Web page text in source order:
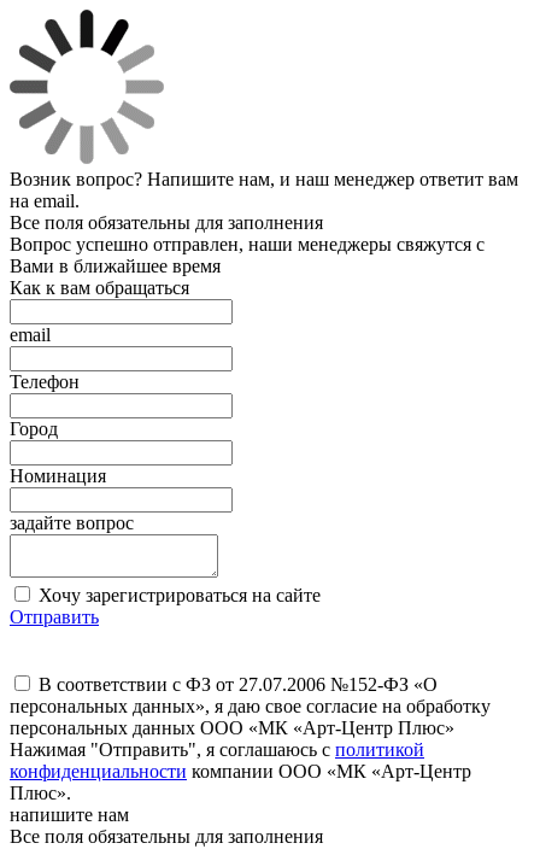
Возник вопрос? Напишите нам, и наш менеджер ответит вам
на email.
Все поля обязательны для заполнения
Вопрос успешно отправлен, наши менеджеры свяжутся с
Вами в ближайшее время
Как к вам обращаться
email
Телефон
Город
Номинация
задайте вопрос
Хочу зарегистрироваться на сайте
Отправить
В соответствии с ФЗ от 27.07.2006 №152-ФЗ «О
персональных данных», я даю свое согласие на обработку
персональных данных ООО «МК «Арт-Центр Плюс»
Нажимая "Отправить", я соглашаюсь с политикой
конфиденциальности компании ООО «МК «Арт-Центр
Плюс».
напишите нам
Все поля обязательны для заполнения